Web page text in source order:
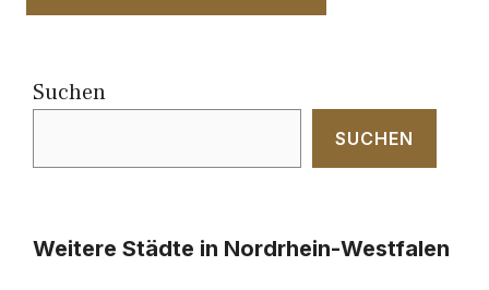
Suchen
SUCHEN
Weitere Städte in Nordrhein-Westfalen